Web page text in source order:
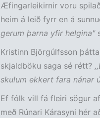
Æfingarleikirnir voru
heim á leið fyrr en á
gerum þarna yfir helgina"
Kristinn Björgúlfsson
skjaldböku saga sé rétt?
skulum ekkert fara nánar
Ef fólk vill fá fleiri sögur
með Rúnari Kárasyni hér